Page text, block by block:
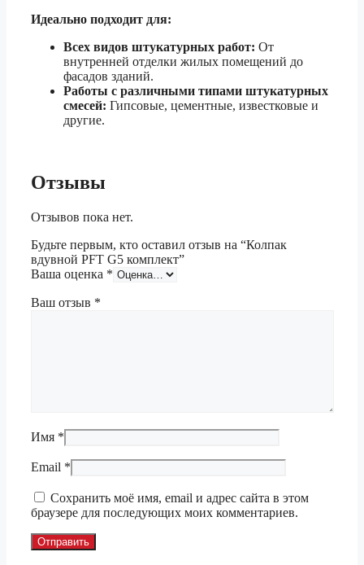
Идеально подходит для:
Всех видов штукатурных работ: От
внутренней отделки жилых помещений до
фасадов зданий.
Работы с различными типами штукатурных
смесей: Гипсовые, цементные, известковые и
другие.
Отзывы
Отзывов пока нет.
Будьте первым, кто оставил отзыв на “Колпак
вдувной PFT G5 комплект”
Ваша оценка *
Ваш отзыв *
Имя *
Email *
Сохранить моё имя, email и адрес сайта в этом
браузере для последующих моих комментариев.